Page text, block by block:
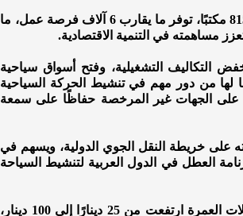
وبيّن الخصاونة أن عدد مكاتب السياحة والسفر في المملكة يبلغ نحو 815 مكتبًا، توفر ما يقارب 6 آلاف فرصة عمل، ما
مساهمته في التنمية الاقتصادية.
التكاليف التشغيلية، وفتح أسواق سياحية
لها من دور مهم في تنشيط الحركة السياحية
على الجهات غير المرخصة حفاظًا على سمعة
على خريطة النقل الجوي الدولية، ويسهم في
العطل في الدول العربية لتنشيط السياحة
وفي السياق ذاته، أكدت جمعية وكلاء السياحة والسفر أن رسوم رحلات العمرة ارتفعت من 25 دينارًا إلى 100 دينار،